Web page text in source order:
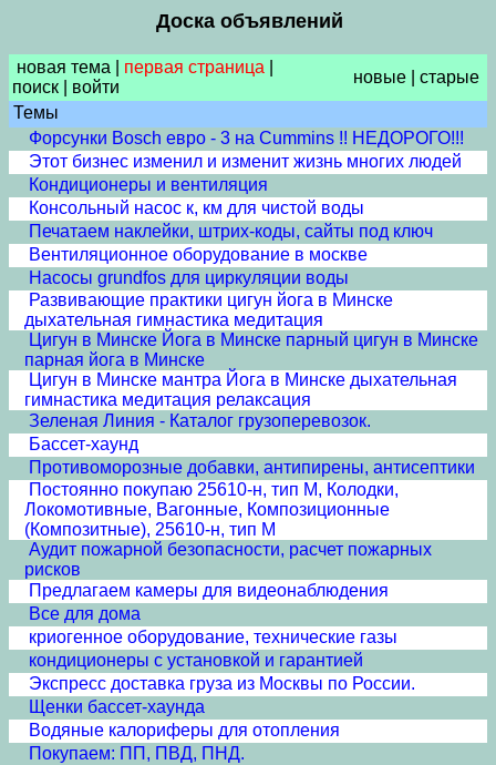
Доска объявлений
новая тема первая страница
поиск
войти
новые
старые
Темы
Форсунки Bosch евро - 3 на Cummins !! НЕДОРОГО!!!
Этот бизнес изменил и изменит жизнь многих людей
Кондиционеры и вентиляция
Консольный насос к, км для чистой воды
Печатаем наклейки, штрих-коды, сайты под ключ
Вентиляционное оборудование в москве
Насосы grundfos для циркуляции воды
Развивающие практики цигун йога в Минске
дыхательная гимнастика медитация
Цигун в Минске Йога в Минске парный цигун в Минске
парная йога в Минске
Цигун в Минске мантра Йога в Минске дыхательная
гимнастика медитация релаксация
Зеленая Линия - Каталог грузоперевозок.
Бассет-хаунд
Противоморозные добавки, антипирены, антисептики
Постоянно покупаю 25610-н, тип М, Колодки,
Локомотивные, Вагонные, Композиционные
(Композитные), 25610-н, тип М
Аудит пожарной безопасности, расчет пожарных
рисков
Предлагаем камеры для видеонаблюдения
Все для дома
криогенное оборудование, технические газы
кондиционеры с установкой и гарантией
Экспресс доставка груза из Москвы по России.
Щенки бассет-хаунда
Водяные калориферы для отопления
Покупаем: ПП, ПВД, ПНД.